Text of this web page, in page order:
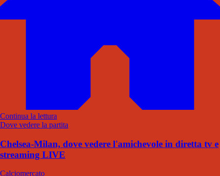
Continua la lettura
Dove vedere la partita
Chelsea-Milan, dove vedere l'amichevole in diretta tv e
streaming LIVE
Calciomercato